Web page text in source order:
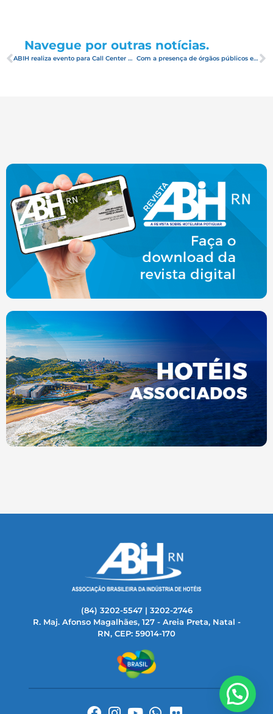
Navegue por outras notícias.
ABIH realiza evento para Call Center da Azul Viagens em São Paulo Com a presença de órgãos públicos e hotelaria, ABIH-RN lança oficialmente campanha “Tudo Começa Azul” na ABAV EXPO 2019
(84) 3202-5547 | 3202-2746
R. Maj. Afonso Magalhães, 127 - Areia Preta, Natal -
RN, CEP: 59014-170